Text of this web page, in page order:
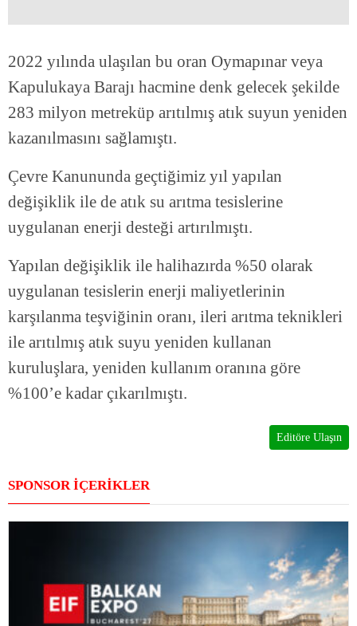
2022 yılında ulaşılan bu oran Oymapınar veya
Kapulukaya Barajı hacmine denk gelecek şekilde
283 milyon metreküp arıtılmış atık suyun yeniden
kazanılmasını sağlamıştı.
Çevre Kanununda geçtiğimiz yıl yapılan
değişiklik ile de atık su arıtma tesislerine
uygulanan enerji desteği artırılmıştı.
Yapılan değişiklik ile halihazırda %50 olarak
uygulanan tesislerin enerji maliyetlerinin
karşılanma teşviğinin oranı, ileri arıtma teknikleri
ile arıtılmış atık suyu yeniden kullanan
kuruluşlara, yeniden kullanım oranına göre
%100’e kadar çıkarılmıştı.
Editöre Ulaşın
SPONSOR İÇERİKLER